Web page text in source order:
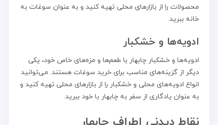
محصولات را از بازارهای محلی تهیه کنید و به عنوان سوغات به
خانه ببرید.
ادویه‌ها و خشکبار
ادویه‌ها و خشکبار چابهار با طعم‌ها و مزه‌های خاص خود، یکی
دیگر از گزینه‌های مناسب برای خرید سوغات هستند. می‌توانید
انواع ادویه‌های محلی و خشکبار را از بازارهای محلی تهیه کنید و
به عنوان یادگاری از سفر به چابهار با خود ببرید.